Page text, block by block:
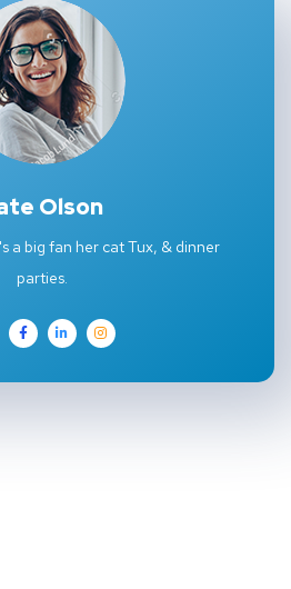
Olson
a big fan her cat Tux, & dinner
parties.